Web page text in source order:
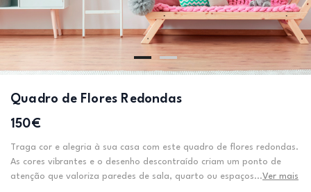
Quadro de Flores Redondas
150€
Traga cor e alegria à sua casa com este quadro de flores redondas.
As cores vibrantes e o desenho descontraído criam um ponto de
atenção que valoriza paredes de sala, quarto ou espaços...Ver mais